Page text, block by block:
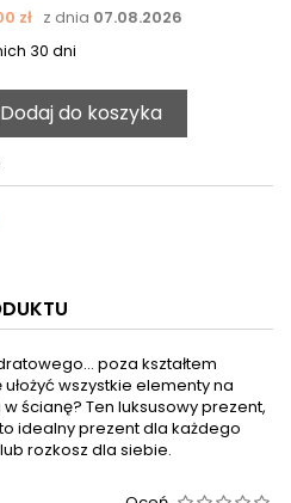
zł z dnia 07.08.2026
30 dni
Dodaj do koszyka
poza kształtem
wszystkie elementy na
ścianę? Ten luksusowy prezent,
idealny prezent dla każdego
rozkosz dla siebie.